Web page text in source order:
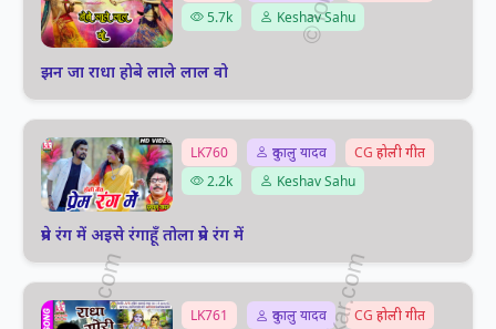
5.7k
Keshav Sahu
झन जा राधा होबे लाले लाल वो
LK760 दुकालु यादव
CG होली गीत
2.2k
Keshav Sahu
प्रेम रंग में अइसे रंगाहूँ तोला प्रेम रंग में
LK761 दुकालु यादव
CG होली गीत